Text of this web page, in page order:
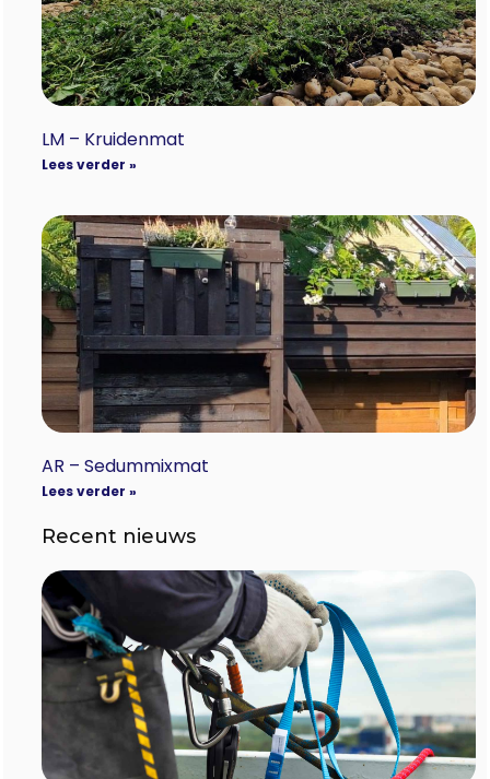
LM – Kruidenmat
Lees verder »
AR – Sedummixmat
Lees verder »
Recent nieuws